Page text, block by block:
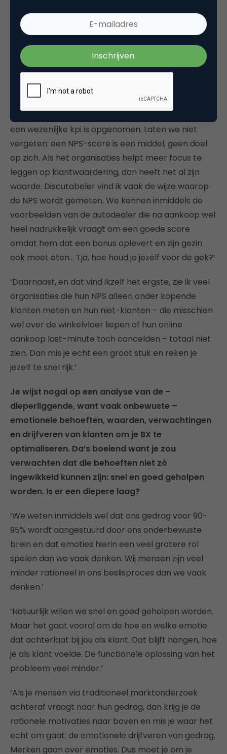
meer effect op het resultaat en, ja daar is ie, de
NPS-scores.’
‘Het klopt echter dat er veel discussie is over de
NPS. Het is niet de enige metric die al de andere
overbodig maakt. Maar er zijn voldoende redenen
om de NPS serieus te blijven nemen. Het goede is
een wezenlijke kpi is opgenomen. Laten we niet
vergeten: een NPS-score is een middel, geen doel
op zich. Als het organisaties helpt meer focus te
leggen op klantwaardering, dan heeft het al zijn
waarde. Discutabeler vind ik vaak de wijze waarop
de NPS wordt gemeten. We kennen inmiddels de
voorbeelden van de autodealer die na aankoop wel
heel nadrukkelijk vraagt om een goede score
omdat hem dat een bonus oplevert en zijn gezin
ook moet eten… Tja, hoe houd je jezelf voor de gek?’
‘Daarnaast, en dat vind ikzelf het ergste, zie ik veel
organisaties die hun NPS alleen onder kopende
klanten meten en hun niet-klanten – die misschien
wel over de winkelvloer liepen of hun online
aankoop last-minute toch cancelden – totaal niet
zien. Dan mis je echt een groot stuk en reken je
jezelf te snel rijk.’
Je wijst nogal op een analyse van de –
dieperliggende, want vaak onbewuste –
emotionele behoeften, waarden, verwachtingen
en drijfveren van klanten om je BX te
optimaliseren. Da’s boeiend want je zou
verwachten dat die behoeften niet zó
ingewikkeld kunnen zijn: snel en goed geholpen
worden. Is er een diepere laag?
‘We weten inmiddels wel dat ons gedrag voor 90-
95% wordt aangestuurd door ons onderbewuste
brein en dat emoties hierin een veel grotere rol
spelen dan we vaak denken. Wij mensen zijn veel
minder rationeel in ons beslisproces dan we vaak
denken.’
‘Natuurlijk willen we snel en goed geholpen worden.
Maar het gaat vooral om de hoe en welke emotie
dat achterlaat bij jou als klant. Dat blijft hangen, hoe
je als klant voelde. De functionele oplossing van het
probleem veel minder.’
‘Als je mensen via traditioneel marktonderzoek
achteraf vraagt naar hun gedrag, dan krijg je de
rationele motivaties naar boven en mis je waar het
echt om gaat: de emotionele drijfveren van gedrag.
Merken gaan over emoties. Dus moet je om je